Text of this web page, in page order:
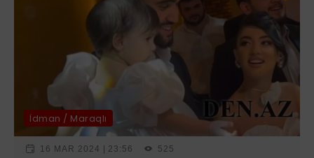
İdman / Maraqlı
16 MAR 2024 | 23:56 525